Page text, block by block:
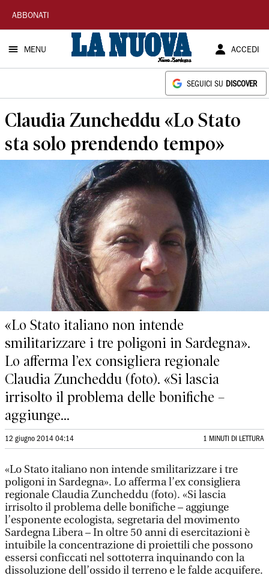
La
Nuova
Sardegna
ABBONATI
MENU ACCEDI
SEGUICI SU DISCOVER
Claudia Zuncheddu «Lo Stato
sta solo prendendo tempo»
«Lo Stato italiano non intende
smilitarizzare i tre poligoni in Sardegna».
Lo afferma l’ex consigliera regionale
Claudia Zuncheddu (foto). «Si lascia
irrisolto il problema delle bonifiche –
aggiunge...
12 giugno 2014 04:14 1 MINUTI DI LETTURA
«Lo Stato italiano non intende smilitarizzare i tre
poligoni in Sardegna». Lo afferma l’ex consigliera
regionale Claudia Zuncheddu (foto). «Si lascia
irrisolto il problema delle bonifiche – aggiunge
l’esponente ecologista, segretaria del movimento
Sardegna Libera – In oltre 50 anni di esercitazioni è
intuibile la concentrazione di proiettili che possono
essersi conficcati nel sottoterra inquinando con la
dissoluzione dell’ossido il terreno e le falde acquifere.